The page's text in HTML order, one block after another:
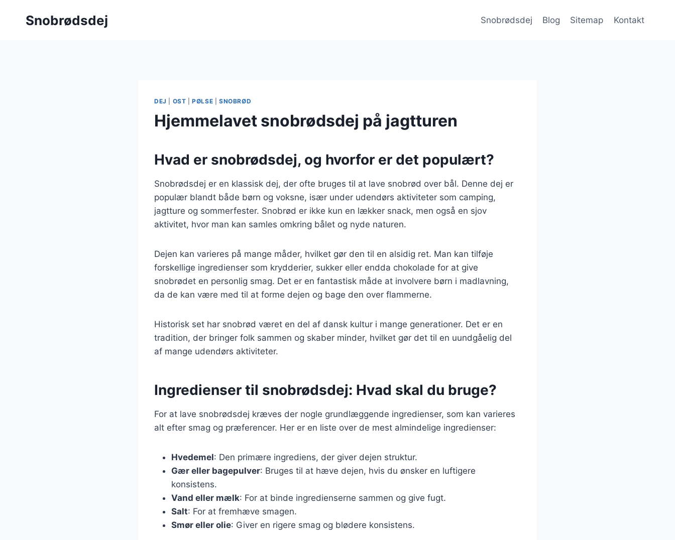
Snobrødsdej Snobrødsdej Blog Sitemap Kontakt
DEJ OST |PØLSE SNOBRØD
Hjemmelavet snobrødsdej på jagtturen
Hvad er snobrødsdej, og hvorfor er det populært?
Snobrødsdej er en klassisk dej, der ofte bruges til at lave snobrød over bål. Denne dej er
populær blandt både børn og voksne, især under udendørs aktiviteter som camping,
jagtture og sommerfester. Snobrød er ikke kun en lækker snack, men også en sjov
aktivitet, hvor man kan samles omkring bålet og nyde naturen.
Dejen kan varieres på mange måder, hvilket gør den til en alsidig ret. Man kan tilføje
forskellige ingredienser som krydderier, sukker eller endda chokolade for at give
snobrødet en personlig smag. Det er en fantastisk måde at involvere børn i madlavning,
da de kan være med til at forme dejen og bage den over flammerne.
Historisk set har snobrød været en del af dansk kultur i mange generationer. Det er en
tradition, der bringer folk sammen og skaber minder, hvilket gør det til en uundgåelig del
af mange udendørs aktiviteter.
Ingredienser til snobrødsdej: Hvad skal du bruge?
For at lave snobrødsdej kræves der nogle grundlæggende ingredienser, som kan varieres
alt efter smag og præferencer. Her er en liste over de mest almindelige ingredienser:
Hvedemel: Den primære ingrediens, der giver dejen struktur.
Gær eller bagepulver: Bruges til at hæve dejen, hvis du ønsker en luftigere
konsistens.
Vand eller mælk: For at binde ingredienserne sammen og give fugt.
Salt: For at fremhæve smagen.
Smør eller olie: Giver en rigere smag og blødere konsistens.